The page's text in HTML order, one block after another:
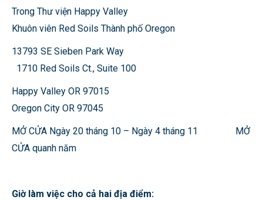
Trong Thư viện Happy Valley
Khuôn viên Red Soils Thành phố Oregon
13793 SE Sieben Park Way
1710 Red Soils Ct., Suite 100
Happy Valley OR 97015
Oregon City OR 97045
MỞ CỬA Ngày 20 tháng 10 – Ngày 4 tháng 11 MỞ
CỬA quanh năm
Giờ làm việc cho cả hai địa điểm: